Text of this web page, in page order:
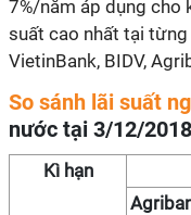
7%/năm áp dụng cho
suất cao nhất tại
VietinBank, BIDV,
So sánh lãi suất
nước tại 3/12/2018
Kì hạn